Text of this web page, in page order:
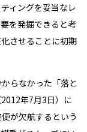
ィングを妥当なレ
を発掘できると考
させることに初期
らなかった「落と
年7月3日）に
が欠航するという